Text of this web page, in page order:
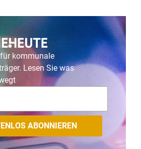
kommunale
Lesen Sie was